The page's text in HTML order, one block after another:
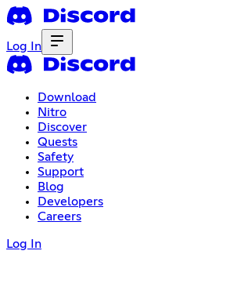
Log In
Download
Nitro
Discover
Quests
Safety
Support
Blog
Developers
Careers
Log In